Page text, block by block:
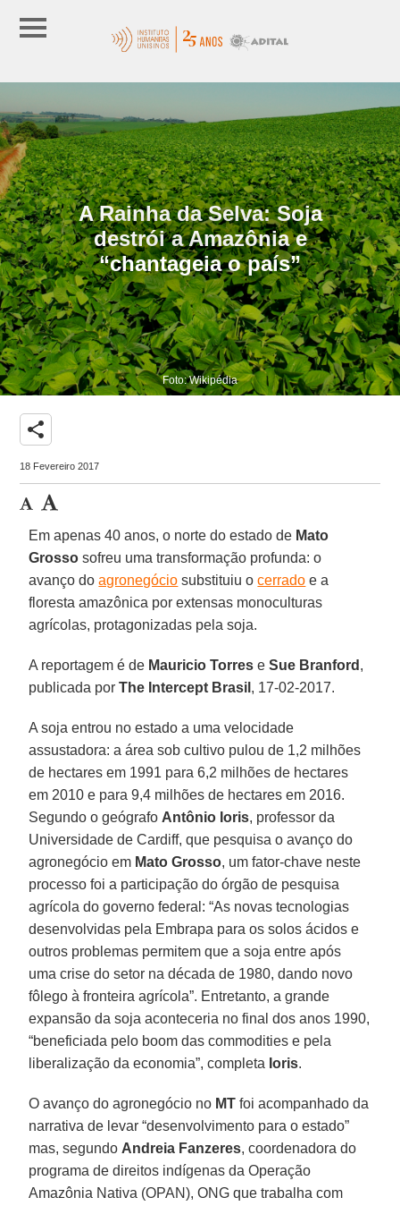
A Rainha da Selva: Soja
destrói a Amazônia e
“chantageia o país”
Foto: Wikipédia
share
18 Fevereiro 2017
Em apenas 40 anos, o norte do estado de Mato
Grosso sofreu uma transformação profunda: o
avanço doagronegócio substituiu ocerrado e a
floresta amazônica por extensas monoculturas
agrícolas, protagonizadas pela soja.
A reportagem é de Mauricio Torres eSue Branford ,
publicada porThe Intercept Brasil , 17-02-2017.
A soja entrou no estado a uma velocidade
assustadora: a área sob cultivo pulou de 1,2 milhões
de hectares em 1991 para 6,2 milhões de hectares
em 2010 e para 9,4 milhões de hectares em 2016.
Segundo o geógrafo Antônio Ioris, professor da
Universidade de Cardiff, que pesquisa o avanço do
agronegócio em Mato Grosso, um fator-chave neste
processo foi a participação do órgão de pesquisa
agrícola do governo federal: “As novas tecnologias
desenvolvidas pela Embrapa para os solos ácidos e
outros problemas permitem que a soja entre após
uma crise do setor na década de 1980, dando novo
fôlego à fronteira agrícola”. Entretanto, a grande
expansão da soja aconteceria no final dos anos 1990,
“beneficiada pelo boom das commodities e pela
liberalização da economia”, completa Ioris.
O avanço do agronegócio no MT foi acompanhado da
narrativa de levar “desenvolvimento para o estado”
mas, segundo Andreia Fanzeres, coordenadora do
programa de direitos indígenas da Operação
Amazônia Nativa (OPAN), ONG que trabalha com